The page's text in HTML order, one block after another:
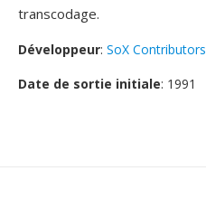
transcodage.
Développeur: SoX Contributors
Date de sortie initiale: 1991